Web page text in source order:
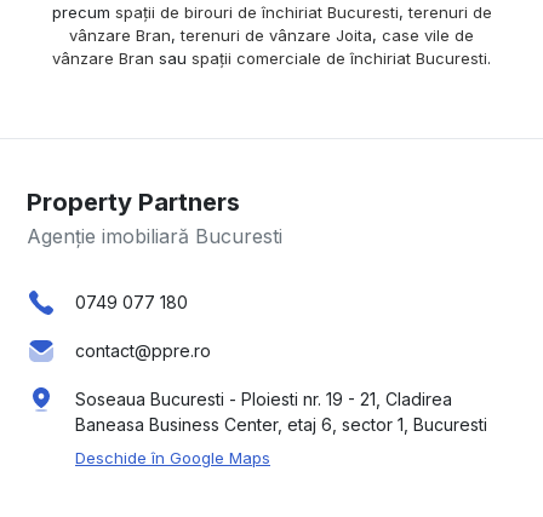
precum spații de birouri de închiriat Bucuresti,terenuri de
vânzare Bran,terenuri de vânzare Joita, case vile de
vânzare Bran sau spații comerciale de închiriat Bucuresti.
Property Partners
Agenție imobiliară Bucuresti
0749 077 180
contact@ppre.ro
Soseaua Bucuresti - Ploiesti nr. 19 - 21, Cladirea
Baneasa Business Center, etaj 6, sector 1, Bucuresti
Deschide în Google Maps